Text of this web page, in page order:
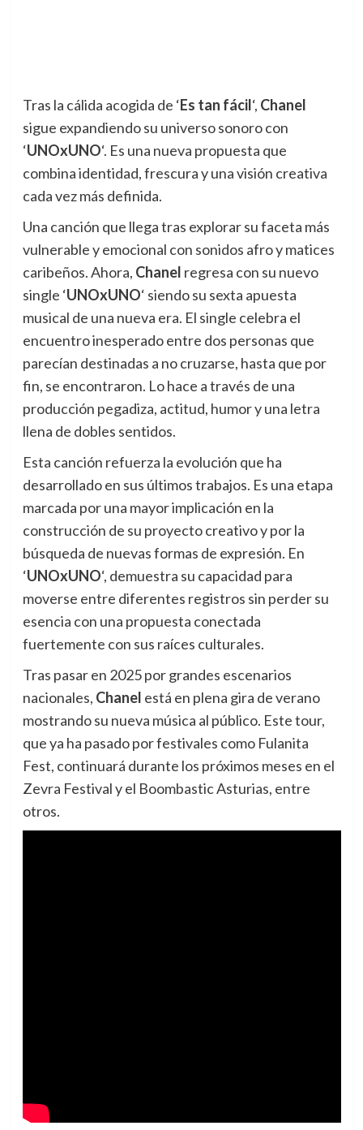
Tras la cálida acogida de ‘Es tan fácil‘, Chanel
sigue expandiendo su universo sonoro con
‘UNOxUNO‘. Es una nueva propuesta que
combina identidad, frescura y una visión creativa
cada vez más definida.
Una canción que llega tras explorar su faceta más
vulnerable y emocional con sonidos afro y matices
caribeños. Ahora, Chanel regresa con su nuevo
single ‘UNOxUNO‘ siendo su sexta apuesta
musical de una nueva era. El single celebra el
encuentro inesperado entre dos personas que
parecían destinadas a no cruzarse, hasta que por
fin, se encontraron. Lo hace a través de una
producción pegadiza, actitud, humor y una letra
llena de dobles sentidos.
Esta canción refuerza la evolución que ha
desarrollado en sus últimos trabajos. Es una etapa
marcada por una mayor implicación en la
construcción de su proyecto creativo y por la
búsqueda de nuevas formas de expresión. En
‘UNOxUNO‘, demuestra su capacidad para
moverse entre diferentes registros sin perder su
esencia con una propuesta conectada
fuertemente con sus raíces culturales.
Tras pasar en 2025 por grandes escenarios
nacionales, Chanel está en plena gira de verano
mostrando su nueva música al público. Este tour,
que ya ha pasado por festivales como Fulanita
Fest, continuará durante los próximos meses en el
Zevra Festival y el Boombastic Asturias, entre
otros.